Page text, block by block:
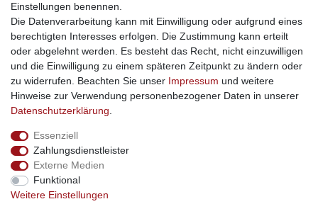
sicher einkaufen
Sichere Bestellung und Zahlung via SSL Verschlüsselung
Einstellungen benennen.
Die Datenverarbeitung kann mit Einwilligung oder aufgrund eines
berechtigten Interesses erfolgen. Die Zustimmung kann erteilt
oder abgelehnt werden. Es besteht das Recht, nicht einzuwilligen
und die Einwilligung zu einem späteren Zeitpunkt zu ändern oder
zu widerrufen. Beachten Sie unser Impressum und weitere
Hinweise zur Verwendung personenbezogener Daten in unserer
Daten­schutz­erklärung
Essenziell
Zahlungsdienstleister
Externe Medien
Funktional
Weitere Einstellungen
Widerrufs­recht Widerrufs­formular
Daten­schutz­erklärung